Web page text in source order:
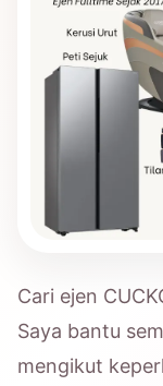
Cari ejen
Saya bantu
mengikut